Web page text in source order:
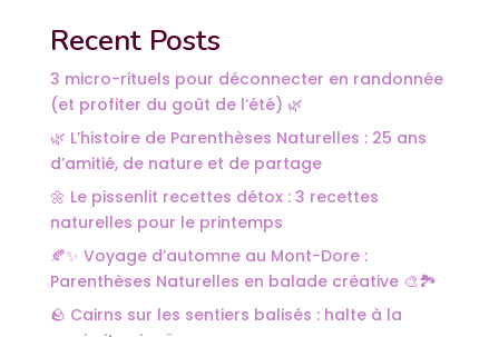
Recent Posts
3 micro-rituels pour déconnecter en randonnée
(et profiter du goût de l’été) 🌿
🌿 L’histoire de Parenthèses Naturelles : 25 ans
d’amitié, de nature et de partage
🌼 Le pissenlit recettes détox : 3 recettes
naturelles pour le printemps
🍂✨ Voyage d’automne au Mont-Dore :
Parenthèses Naturelles en balade créative 🎨🏞️
🪨 Cairns sur les sentiers balisés : halte à la